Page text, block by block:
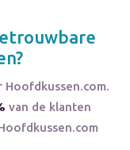
Hoofdkussen.com.
van de klanten